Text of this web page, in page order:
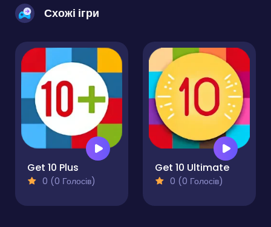
Схожі ігри
Get 10 Plus
0 (0 Голосів)
Get 10 Ultimate
0 (0 Голосів)